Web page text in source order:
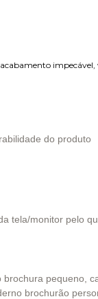
impecável,
do produto
tela/monitor pelo
pequeno,
brochurão